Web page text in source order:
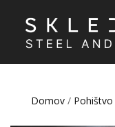
Domov/ Pohištvo